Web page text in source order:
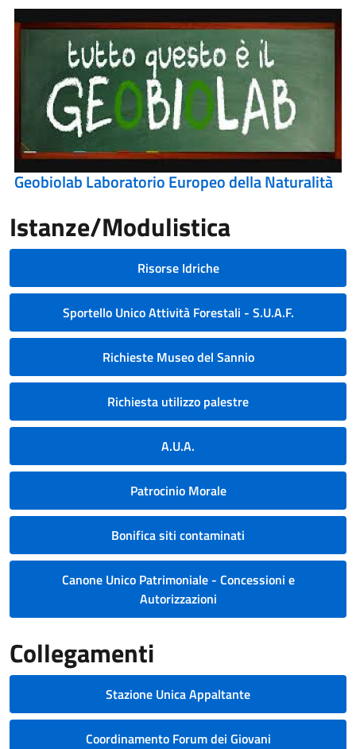
Geobiolab Laboratorio Europeo della Naturalità
Istanze/Modulistica
Risorse Idriche
Sportello Unico Attività Forestali - S.U.A.F.
Richieste Museo del Sannio
Richiesta utilizzo palestre
A.U.A.
Patrocinio Morale
Bonifica siti contaminati
Canone Unico Patrimoniale - Concessioni e
Autorizzazioni
Collegamenti
Stazione Unica Appaltante
Coordinamento Forum dei Giovani